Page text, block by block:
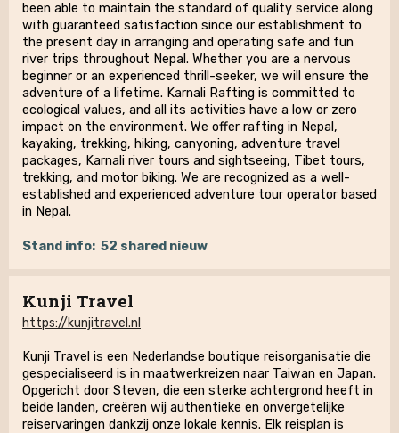
been able to maintain the standard of quality service along
with guaranteed satisfaction since our establishment to
the present day in arranging and operating safe and fun
river trips throughout Nepal. Whether you are a nervous
beginner or an experienced thrill-seeker, we will ensure the
adventure of a lifetime. Karnali Rafting is committed to
ecological values, and all its activities have a low or zero
impact on the environment. We offer rafting in Nepal,
kayaking, trekking, hiking, canyoning, adventure travel
packages, Karnali river tours and sightseeing, Tibet tours,
trekking, and motor biking. We are recognized as a well-
established and experienced adventure tour operator based
in Nepal.
Stand info: 52 shared nieuw
Kunji Travel
https://kunjitravel.nl
Kunji Travel is een Nederlandse boutique reisorganisatie die
gespecialiseerd is in maatwerkreizen naar Taiwan en Japan.
Opgericht door Steven, die een sterke achtergrond heeft in
beide landen, creëren wij authentieke en onvergetelijke
reiservaringen dankzij onze lokale kennis. Elk reisplan is